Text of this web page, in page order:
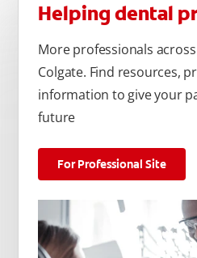
Helping dental
More professionals
Colgate. Find resources,
information to give your
future
For Professional Site